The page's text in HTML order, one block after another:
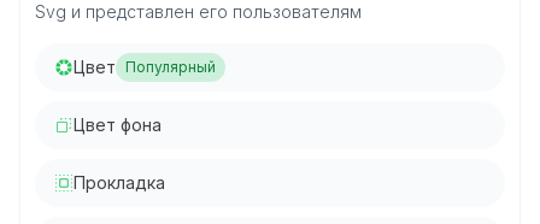
Svg и представлен его пользователям
Цвет Популярный
Цвет фона
Прокладка